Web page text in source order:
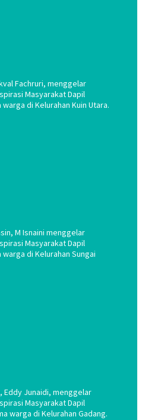
Fachruri, menggelar
Masyarakat Dapil
di Kelurahan Kuin Utara.
M Isnaini menggelar
Masyarakat Dapil
di Kelurahan Sungai
Eddy Junaidi, menggelar
Masyarakat Dapil
warga di Kelurahan Gadang.